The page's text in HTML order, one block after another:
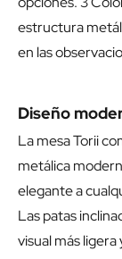
estructura
en las
Diseño
La mesa Torii
metálica
elegante a
Las patas
visual más